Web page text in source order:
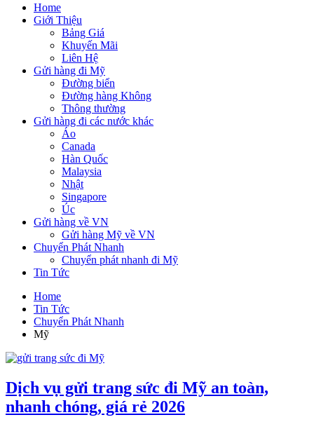
Home
Giới Thiệu
Bảng Giá
Khuyến Mãi
Liên Hệ
Gửi hàng đi Mỹ
Đường biển
Đường hàng Không
Thông thường
Gửi hàng đi các nước khác
Áo
Canada
Hàn Quốc
Malaysia
Nhật
Singapore
Úc
Gửi hàng về VN
Gửi hàng Mỹ về VN
Chuyển Phát Nhanh
Chuyển phát nhanh đi Mỹ
Tin Tức
Home
Tin Tức
Chuyển Phát Nhanh
Mỹ
Dịch vụ gửi trang sức đi Mỹ an toàn,
nhanh chóng, giá rẻ 2026